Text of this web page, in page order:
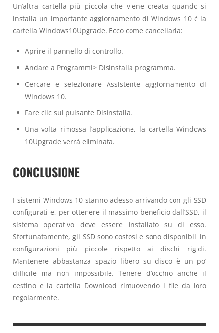
Un’altra cartella più piccola che viene creata quando si
installa un importante aggiornamento di Windows 10 è la
cartella Windows10Upgrade. Ecco come cancellarla:
Aprire il pannello di controllo.
Andare a Programmi> Disinstalla programma.
Cercare e selezionare Assistente aggiornamento di
Windows 10.
Fare clic sul pulsante Disinstalla.
Una volta rimossa l’applicazione, la cartella Windows
10Upgrade verrà eliminata.
CONCLUSIONE
I sistemi Windows 10 stanno adesso arrivando con gli SSD
configurati e, per ottenere il massimo beneficio dall’SSD, il
sistema operativo deve essere installato su di esso.
Sfortunatamente, gli SSD sono costosi e sono disponibili in
configurazioni più piccole rispetto ai dischi rigidi.
Mantenere abbastanza spazio libero su disco è un po’
difficile ma non impossibile. Tenere d’occhio anche il
cestino e la cartella Download rimuovendo i file da loro
regolarmente.